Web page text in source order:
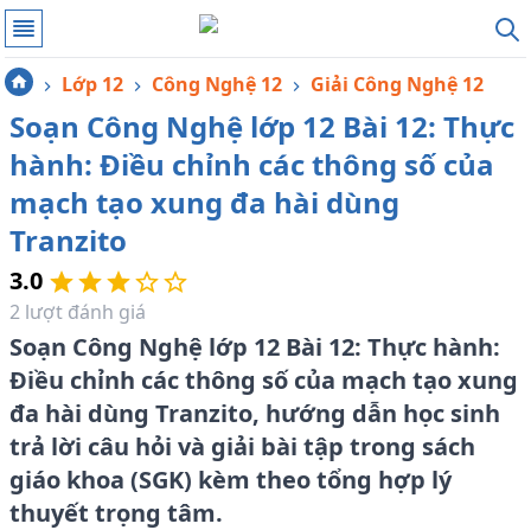
Lớp 12 Công Nghệ 12 Giải Công Nghệ 12
Soạn Công Nghệ lớp 12 Bài 12: Thực
hành: Điều chỉnh các thông số của
mạch tạo xung đa hài dùng
Tranzito
Soạn Công Nghệ lớp 12 Bài 12: Thực hành:
Điều chỉnh các thông số của mạch tạo xung
đa hài dùng Tranzito, hướng dẫn học sinh
trả lời câu hỏi và giải bài tập trong sách
giáo khoa (SGK) kèm theo tổng hợp lý
thuyết trọng tâm.
3.0
2 lượt đánh giá